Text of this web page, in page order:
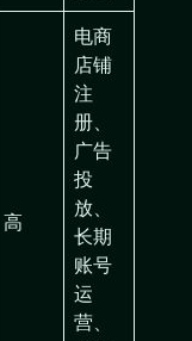
高
电商
店铺
注
册、
广告
投
放、
长期
账号
运
营、